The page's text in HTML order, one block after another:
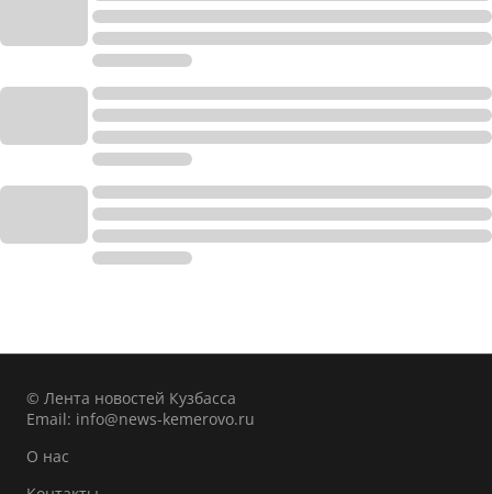
© Лента новостей Кузбасса
Email: info@news-kemerovo.ru
О нас